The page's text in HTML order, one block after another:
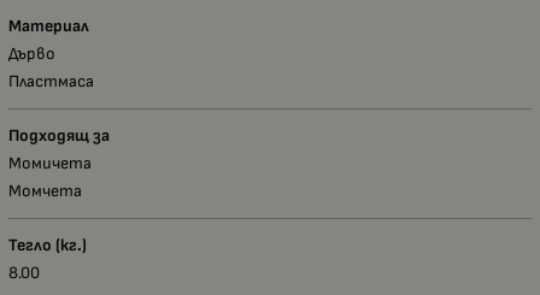
Материал
Дърво
Пластмаса
Подходящ за
Момичета
Момчета
Тегло (кг.)
8.00